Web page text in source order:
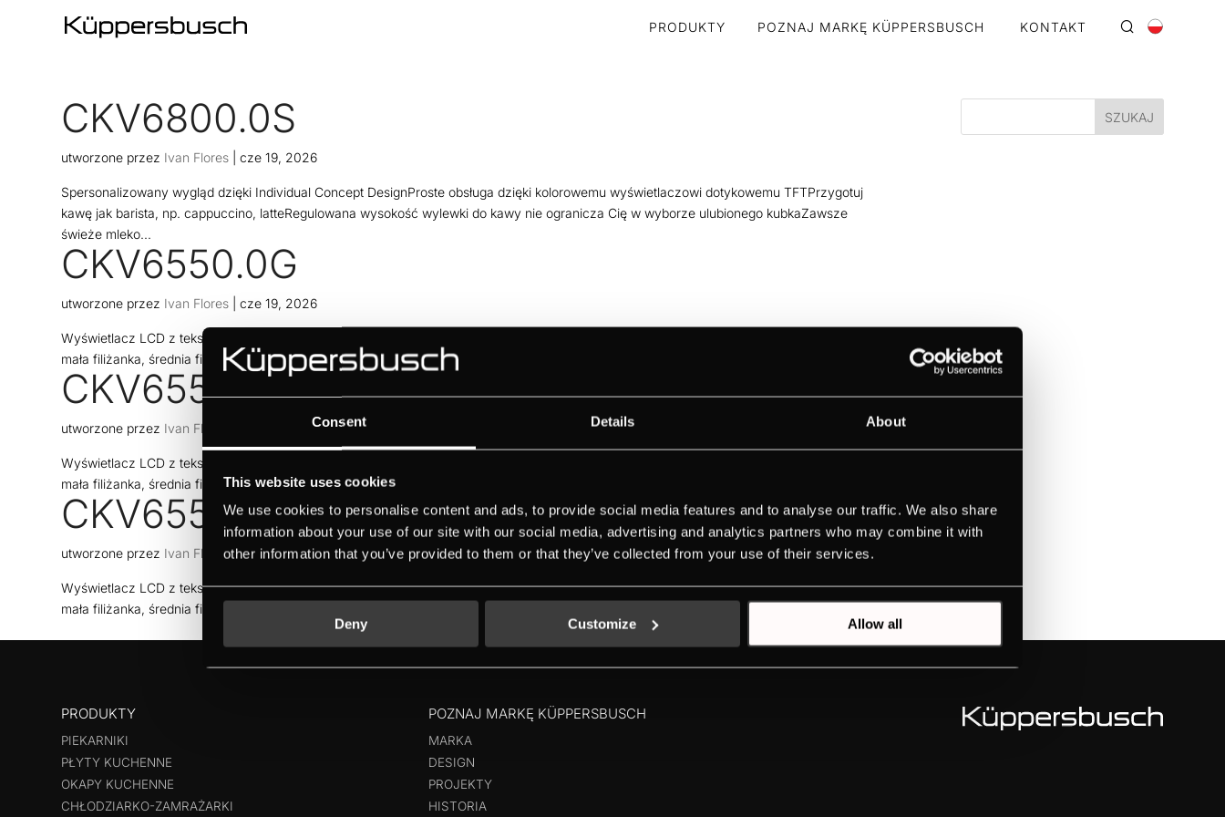
Consent Details About
This website uses cookies
We use cookies to personalise content and ads, to provide social media features and to analyse our traffic. We also share
information about your use of our site with our social media, advertising and analytics partners who may combine it with
other information that you’ve provided to them or that they’ve collected from your use of their services.
Deny Customize Allow all
PRODUKTY POZNAJ MARKĘ KÜPPERSBUSCH KONTAKT
CKV6800.0S
utworzone przez Ivan Flores |cze 19, 2026
Spersonalizowany wygląd dzięki Individual Concept DesignProste obsługa dzięki kolorowemu wyświetlaczowi dotykowemu TFTPrzygotuj
kawę jak barista, np. cappuccino, latteRegulowana wysokość wylewki do kawy nie ogranicza Cię w wyborze ulubionego kubkaZawsze
świeże mleko...
CKV6550.0G
utworzone przez Ivan Flores |cze 19, 2026
Wyświetlacz LCD z tekstem i grafikąElektroniczne sterowanie urządzenia z czujnikami dotykowymi5 ustawień wielkości kubka (espresso,
mała filiżanka, średnia filiżanka, duża filiżanka, kubek)Dozownik na 1 lub 2 filiżankiCena nie obejmuje wykończenia (listwy,...
CKV6550.0W
utworzone przez Ivan Flores cze 19, 2026
Wyświetlacz LCD z tekstem i grafikąElektroniczne sterowanie urządzenia z czujnikami dotykowymi5 ustawień wielkości kubka (espresso,
mała filiżanka, średnia filiżanka, duża filiżanka, kubek)Dozownik na 1 lub 2 filiżankiCena nie obejmuje wykończenia (listwy,...
CKV6550.0S
utworzone przez Ivan Flores|cze 19, 2026
Wyświetlacz LCD z tekstem i grafikąElektroniczne sterowanie urządzenia z czujnikami dotykowymi5 ustawień wielkości kubka (espresso,
mała filiżanka, średnia filiżanka, duża filiżanka, kubek)Dozownik na 1 lub 2 filiżankiCena nie obejmuje wykończenia (listwy,...
PRODUKTY
PIEKARNIKI
PŁYTY KUCHENNE
OKAPY KUCHENNE
CHŁODZIARKO-ZAMRAŻARKI
POZNAJ MARKĘ KÜPPERSBUSCH
MARKA
DESIGN
PROJEKTY
HISTORIA